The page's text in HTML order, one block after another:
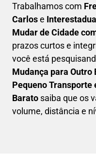
Trabalhamos com F
Carlose
Mudar de Cidade
prazos curtos e
você está
Mudança para Outro
Pequeno Transporte
Barato saiba que os
volume, distância e